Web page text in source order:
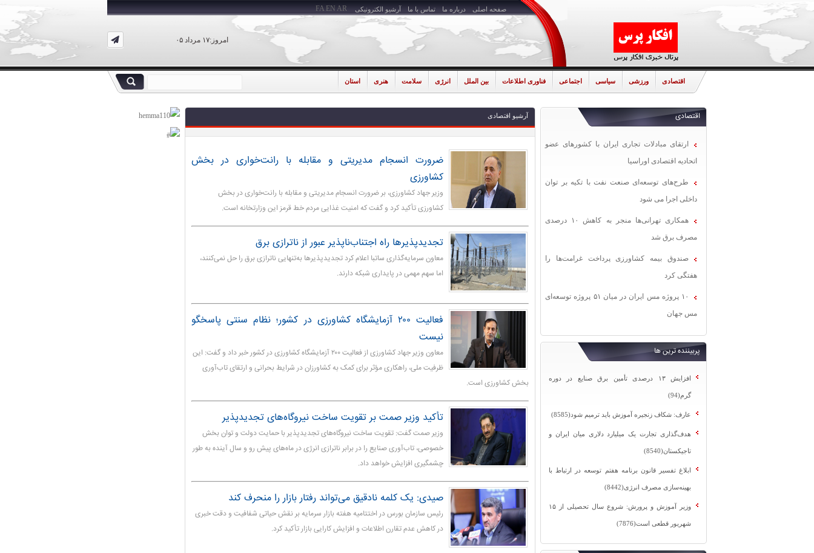
صفحه اصلی درباره ما تماس با ما آرشیو الکترونیکی
امروز:۱۷ مرداد ۰۵
FA EN AR
اقتصادی ورزشی سیاسی اجتماعی فناوری اطلاعات بین الملل انرژی سلامت هنری استان
اقتصادی
ارتقای مبادلات تجاری ایران با کشورهای عضو
اتحادیه اقتصادی اوراسیا
طرح‌های توسعه‌ای صنعت نفت با تکیه بر توان
داخلی اجرا می شود
همکاری تهرانی‌ها منجر به کاهش ۱۰ درصدی
مصرف برق شد
صندوق بیمه کشاورزی پرداخت غرامت‌ها را
هفتگی کرد
۱۰ پروژه مس ایران در میان ۵۱ پروژه توسعه‌ای
مس جهان
پربیننده ترین ها
افزایش ۱۳ درصدی تأمین برق صنایع در دوره
گرم(94)
عارف: شکاف زنجیره آموزش باید ترمیم شود(8585)
هدف‌گذاری تجارت یک میلیارد دلاری میان ایران و
تاجیکستان(8540)
ابلاغ تفسیر قانون برنامه هفتم توسعه در ارتباط با
بهینه‌سازی مصرف انرژی(8442)
وزیر آموزش و پرورش: شروع سال تحصیلی از ۱۵
شهریور قطعی است(7876)
آرشیو اقتصادی
ضرورت انسجام مدیریتی و مقابله با رانت‌خواری در بخش
کشاورزی
وزیر جهاد کشاورزی، بر ضرورت انسجام مدیریتی و مقابله با رانت‌خواری در بخش
کشاورزی تأکید کرد و گفت که امنیت غذایی مردم خط قرمز این وزارتخانه است.
تجدیدپذیرها راه اجتناب‌ناپذیر عبور از ناترازی برق
معاون سرمایه‌گذاری ساتبا اعلام کرد تجدیدپذیرها به‌تنهایی ناترازی برق را حل نمی‌کنند،
اما سهم مهمی در پایداری شبکه دارند.
فعالیت ۲۰۰ آزمایشگاه کشاورزی در کشور؛ نظام سنتی پاسخگو
نیست
معاون وزیر جهاد کشاورزی از فعالیت ۲۰۰ آزمایشگاه کشاورزی در کشور خبر داد و گفت: این
ظرفیت ملی، راهکاری مؤثر برای کمک به کشاورزان در شرایط بحرانی و ارتقای تاب‌آوری
بخش کشاورزی است.
تأکید وزیر صمت بر تقویت ساخت نیروگاه‌های تجدیدپذیر
وزیر صمت گفت: تقویت ساخت نیروگاه‌های تجدیدپذیر با حمایت دولت و توان بخش
خصوصی، تاب‌آوری صنایع را در برابر ناترازی انرژی در ماه‌های پیش رو و سال آینده به طور
چشمگیری افزایش خواهد داد.
صیدی: یک کلمه نادقیق می‌تواند رفتار بازار را منحرف کند
رئیس سازمان بورس در اختتامیه هفته بازار سرمایه بر نقش حیاتی شفافیت و دقت خبری
در کاهش عدم تقارن اطلاعات و افزایش کارایی بازار تأکید کرد.